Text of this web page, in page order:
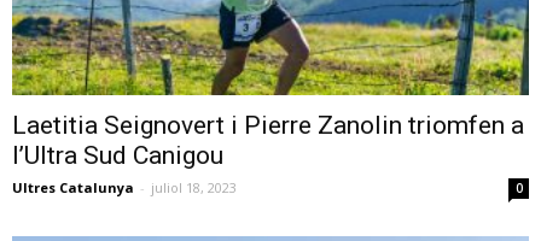
Laetitia Seignovert i Pierre Zanolin triomfen a
l’Ultra Sud Canigou
Ultres Catalunya - juliol 18, 2023 0